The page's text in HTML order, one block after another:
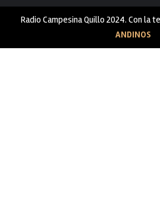
Radio Campesina Quillo 2024. Con la
ANDINOS